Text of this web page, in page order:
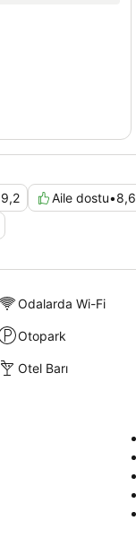
9,2 Aile dostu•8,6
Odalarda Wi-Fi
Otopark
Otel Barı